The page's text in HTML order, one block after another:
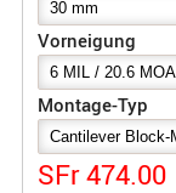
Vorneigung
Montage-Typ
SFr 474.00